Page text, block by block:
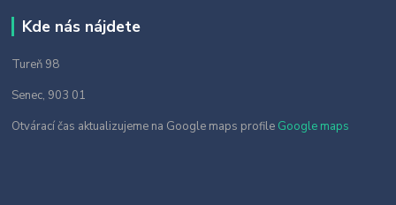
Kde nás nájdete
Tureň 98
Senec, 903 01
Otvárací čas aktualizujeme na Google maps profile Google maps